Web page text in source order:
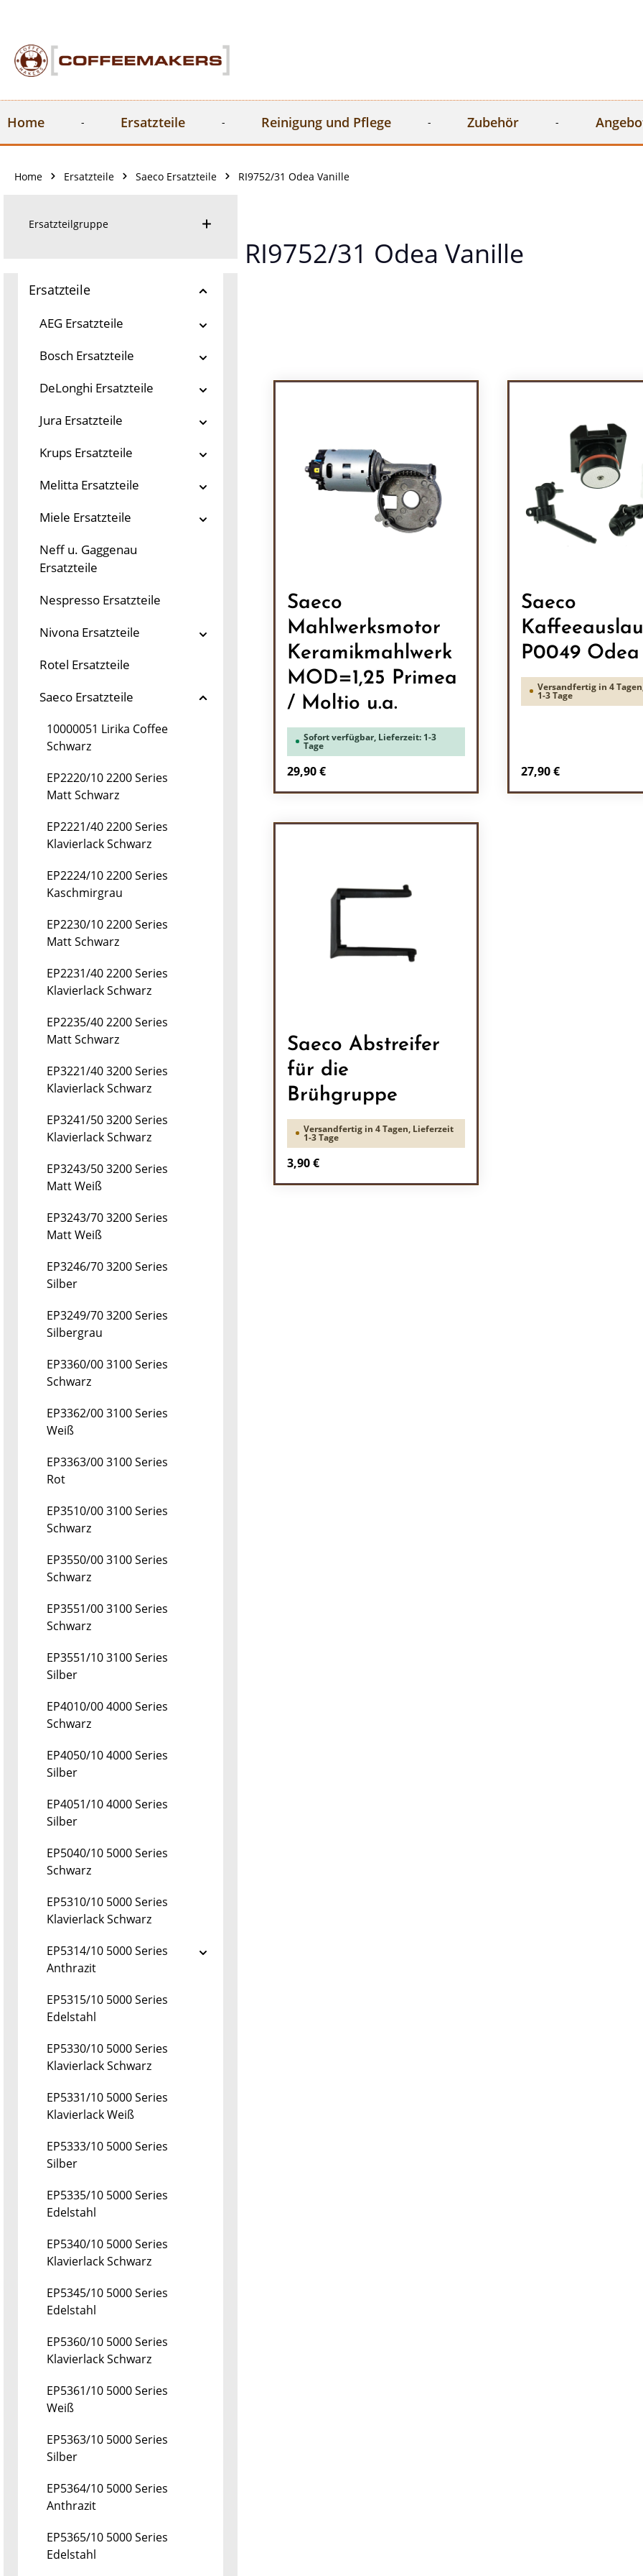
Home Ersatzteile Reinigung und Pflege Zubehör
Home Ersatzteile Saeco Ersatzteile RI9752/31 Odea Vanille
Ersatzteilgruppe
Ersatzteile
AEG Ersatzteile
Bosch Ersatzteile
DeLonghi Ersatzteile
Jura Ersatzteile
Krups Ersatzteile
Melitta Ersatzteile
Miele Ersatzteile
Neff u. Gaggenau
Ersatzteile
Nespresso Ersatzteile
Nivona Ersatzteile
Rotel Ersatzteile
Saeco Ersatzteile
10000051 Lirika Coffee
Schwarz
EP2220/10 2200 Series
Matt Schwarz
EP2221/40 2200 Series
Klavierlack Schwarz
EP2224/10 2200 Series
Kaschmirgrau
EP2230/10 2200 Series
Matt Schwarz
EP2231/40 2200 Series
Klavierlack Schwarz
EP2235/40 2200 Series
Matt Schwarz
EP3221/40 3200 Series
Klavierlack Schwarz
EP3241/50 3200 Series
Klavierlack Schwarz
EP3243/50 3200 Series
Matt Weiß
EP3243/70 3200 Series
Matt Weiß
EP3246/70 3200 Series
Silber
EP3249/70 3200 Series
Silbergrau
EP3360/00 3100 Series
Schwarz
EP3362/00 3100 Series
Weiß
EP3363/00 3100 Series
Rot
EP3510/00 3100 Series
Schwarz
EP3550/00 3100 Series
Schwarz
EP3551/00 3100 Series
Schwarz
EP3551/10 3100 Series
Silber
EP4010/00 4000 Series
Schwarz
EP4050/10 4000 Series
Silber
EP4051/10 4000 Series
Silber
EP5040/10 5000 Series
Schwarz
EP5310/10 5000 Series
Klavierlack Schwarz
EP5314/10 5000 Series
Anthrazit
EP5315/10 5000 Series
Edelstahl
EP5330/10 5000 Series
Klavierlack Schwarz
EP5331/10 5000 Series
Klavierlack Weiß
EP5333/10 5000 Series
Silber
EP5335/10 5000 Series
Edelstahl
EP5340/10 5000 Series
Klavierlack Schwarz
EP5345/10 5000 Series
Edelstahl
EP5360/10 5000 Series
Klavierlack Schwarz
EP5361/10 5000 Series
Weiß
EP5363/10 5000 Series
Silber
EP5364/10 5000 Series
Anthrazit
EP5365/10 5000 Series
Edelstahl
RI9752/31 Odea Vanille
Saeco
Mahlwerksmotor
Keramikmahlwerk
MOD=1,25 Primea
/ Moltio u.a.
Sofort verfügbar, Lieferzeit: 1-3
Tage
Regulärer Preis:
29,90 €
Saeco
Kaffeeauslauf
P0049 Odea
Versandfertig in 4
1-3 Tage
Regulärer Preis:
27,90 €
Saeco Abstreifer
für die
Brühgruppe
Versandfertig in 4 Tagen, Lieferzeit
1-3 Tage
Regulärer Preis:
3,90 €